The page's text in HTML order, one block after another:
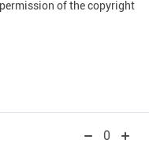
of the copyright
0